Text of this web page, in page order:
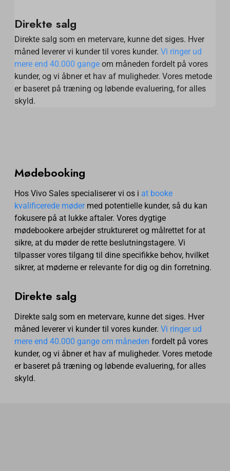
Direkte salg
Direkte salg som en metervare, kunne det siges. Hver
måned leverer vi kunder til vores kunder. Vi ringer ud
mere end 40.000 gange om måneden fordelt på vores
kunder, og vi åbner et hav af muligheder. Vores metode
er baseret på træning og løbende evaluering, for alles
skyld.
Mødebooking
Hos Vivo Sales specialiserer vi os i at booke
kvalificerede mødermed potentielle kunder, så du kan
fokusere på at lukke aftaler. Vores dygtige
mødebookere arbejder struktureret og målrettet for at
sikre, at du møder de rette beslutningstagere. Vi
tilpasser vores tilgang til dine specifikke behov, hvilket
sikrer, at møderne er relevante for dig og din forretning.
Direkte salg
Direkte salg som en metervare, kunne det siges. Hver
måned leverer vi kunder til vores kunder. Vi ringer ud
mere end 40.000 gange om måneden fordelt på vores
kunder, og vi åbner et hav af muligheder. Vores metode
er baseret på træning og løbende evaluering, for alles
skyld.